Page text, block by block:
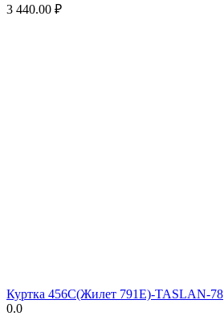
3 440.00 ₽
Куртка 456C(Жилет 791E)-TASLAN-78
0.0